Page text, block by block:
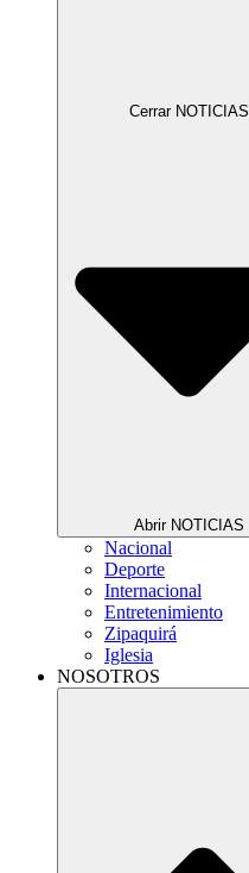
Cerrar NOTICIAS
Abrir NOTICIAS
Nacional
Deporte
Internacional
Entretenimiento
Zipaquirá
Iglesia
NOSOTROS